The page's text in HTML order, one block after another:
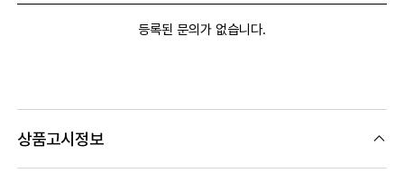
등록된 문의가 없습니다.
상품고시정보